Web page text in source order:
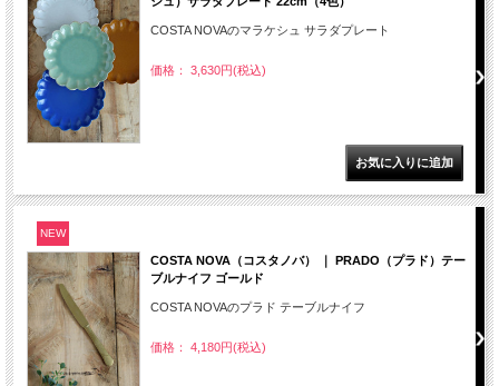
COSTA NOVAのマラケシュ サラダプレート
価格： 3,630円(税込)
NEW
COSTA NOVA（コスタノバ） ｜ PRADO（プラド）テー
ブルナイフ ゴールド
COSTA NOVAのプラド テーブルナイフ
価格： 4,180円(税込)